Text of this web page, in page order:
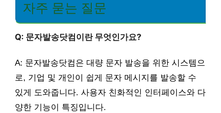
자주 묻는 질문
Q: 문자발송닷컴이란 무엇인가요?
A: 문자발송닷컴은 대량 문자 발송을 위한 시스템으
로, 기업 및 개인이 쉽게 문자 메시지를 발송할 수
있게 도와줍니다. 사용자 친화적인 인터페이스와 다
양한 기능이 특징입니다.